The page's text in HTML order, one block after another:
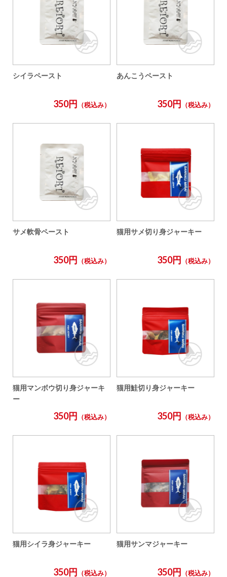
シイラペースト
350円 （税込み）
あんこうペースト
350円 （税込み）
サメ軟骨ペースト
350円 （税込み）
猫用サメ切り身ジャーキー
350円 （税込み）
猫用マンボウ切り身ジャーキ
ー
350円 （税込み）
猫用鮭切り身ジャーキー
350円 （税込み）
猫用シイラ身ジャーキー
350円 （税込み）
猫用サンマジャーキー
350円 （税込み）